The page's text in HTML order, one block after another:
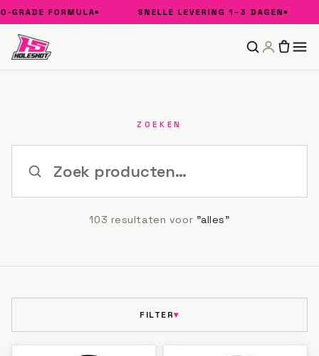
FORMULA SNELLE LEVERING 1–3 DAGEN
ZOEKEN
103 resultaten voor ”alles”
FILTER▾